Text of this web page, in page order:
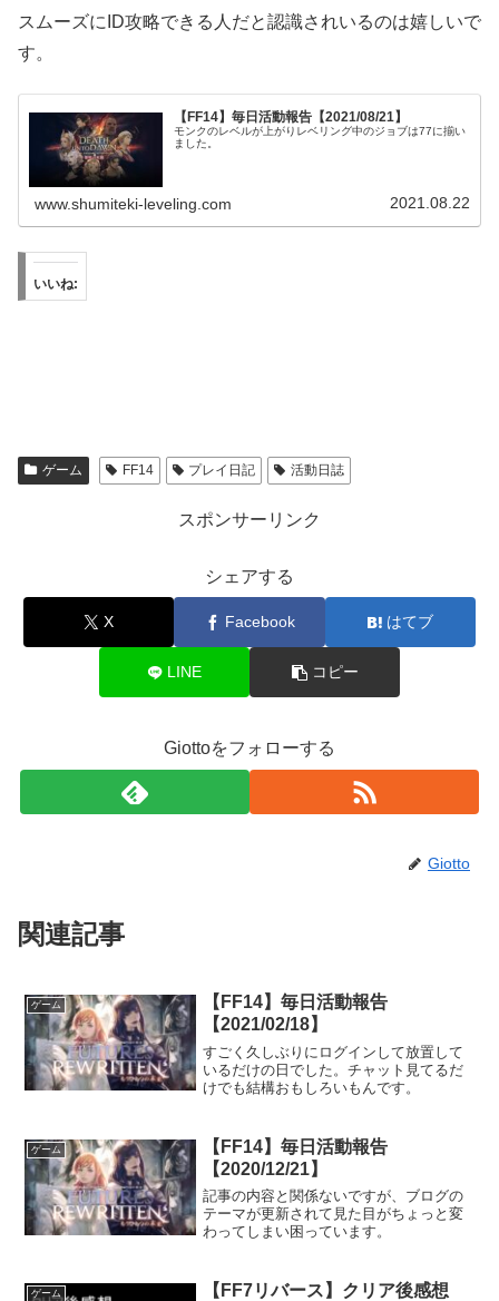
スムーズにID攻略できる人だと認識されいるのは嬉しいで
す。
【FF14】毎日活動報告【2021/08/21】
モンクのレベルが上がりレベリング中のジョブは77に揃い
ました。
www.shumiteki-leveling.com 2021.08.22
いいね:
ゲーム FF14 プレイ日記 活動日誌
スポンサーリンク
シェアする
X Facebook はてブ
LINE コピー
Giottoをフォローする
Giotto
関連記事
ゲーム
【FF14】毎日活動報告
【2021/02/18】
すごく久しぶりにログインして放置して
いるだけの日でした。チャット見てるだ
けでも結構おもしろいもんです。
ゲーム
【FF14】毎日活動報告
【2020/12/21】
記事の内容と関係ないですが、ブログの
テーマが更新されて見た目がちょっと変
わってしまい困っています。
ゲーム 【FF7リバース】クリア後感想